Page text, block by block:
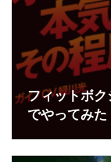
フィットボ
でやってみた